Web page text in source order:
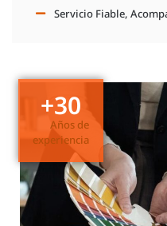
Servicio Fiable,
+30
Años de
experiencia